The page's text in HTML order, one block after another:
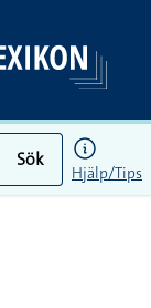
Sök
Hjälp/Tips